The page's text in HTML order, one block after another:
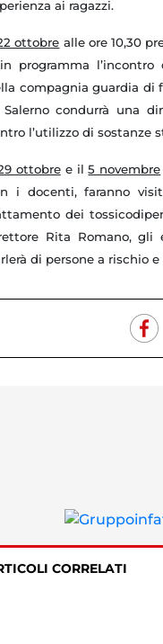
ai ragazzi.
ottobre alle ore 10,30
programma l’incontro
compagnia guardia di
condurrà una
l’utilizzo di sostanze
ottobree il5 novembre
i docenti, faranno
dei
Rita Romano, gli
di persone a rischio
CORRELATI